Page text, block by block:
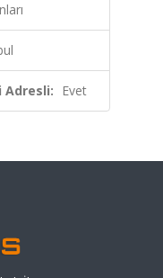
Adresli: Evet